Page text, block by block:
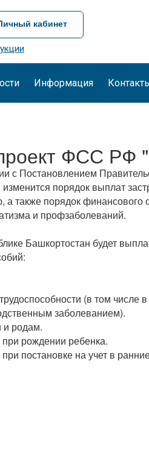
кабинет
Информация
ФСС РФ
с Постановлением
порядок выплат
а также порядок
и профзаболеваний.
Башкортостан будет
(в том числе
заболеванием).
и родам.
рождении ребенка.
постановке на учет в